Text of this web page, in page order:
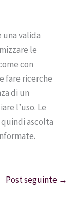
una valida
le
con
fare ricerche
di un
l’uso. Le
ascolta
Post seguinte →